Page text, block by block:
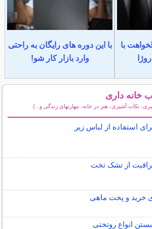
با
با این دوره های رایگان به راحتی
وارد بازار کار شو!
خانه داری
نکات آشپزی، هنر در خانه، مهارتهای زندگی و...)
استفاده از لباس زیر
از تشک تخت
خرید و پخت ماهی
انواع روتختی